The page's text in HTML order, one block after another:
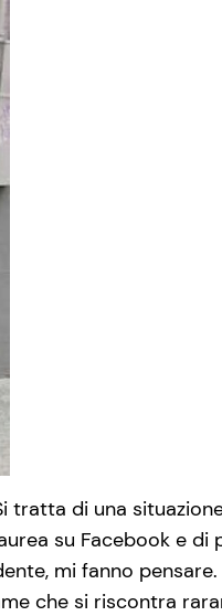
di una
su Facebook e
mi fanno
che si riscontra